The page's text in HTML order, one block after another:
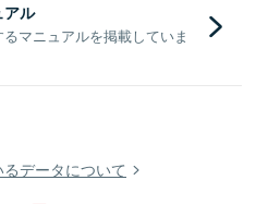
アル
マニュアルを掲載していま
データについて